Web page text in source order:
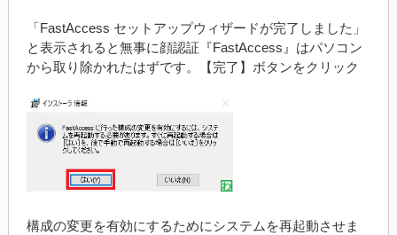
「FastAccess セットアップウィザードが完了しました」
と表示されると無事に顔認証『FastAccess』はパソコン
から取り除かれたはずです。【完了】ボタンをクリック
構成の変更を有効にするためにシステムを再起動させま